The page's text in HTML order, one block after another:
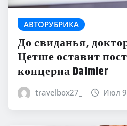
АВТОРУБРИКА
До свиданья,
Цетше оставит
концерна Daimler
travelbox27_ Июл